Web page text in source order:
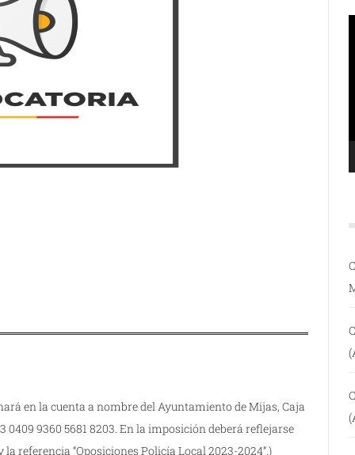
en la cuenta a nombre del Ayuntamiento de Mijas, Caja
0409 9360 5681 8203. En la imposición deberá reflejarse
referencia “Oposiciones Policía Local 2023-2024”.)